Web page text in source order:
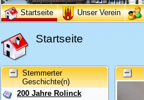
Startseite Unser Verein
Startseite
Stemmerter
Geschichte(n)
200 Jahre Rolinck